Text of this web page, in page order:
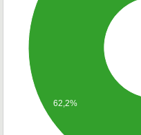
62,2%